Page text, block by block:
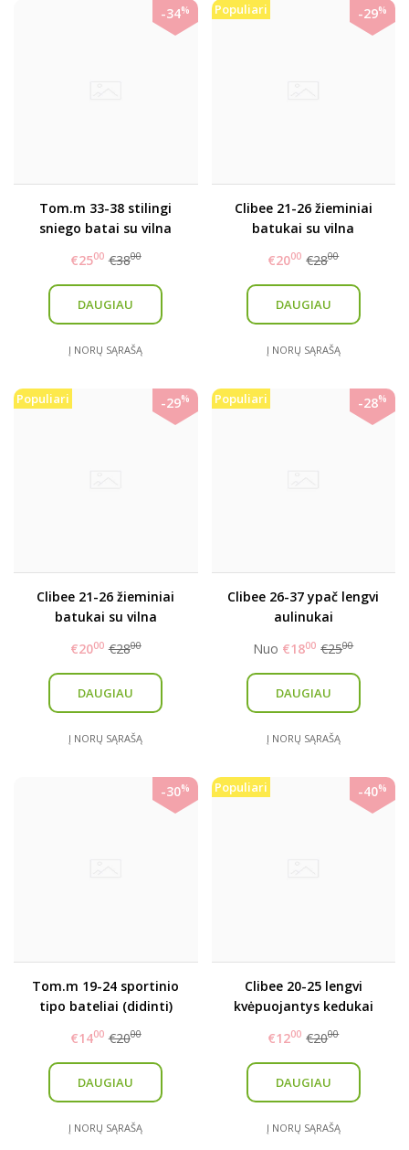
-34%
Tom.m 33-38 stilingi
sniego batai su vilna
€2500 €3800
DAUGIAU
Į NORŲ SĄRAŠĄ
Populiari -29%
Clibee 21-26 žieminiai
batukai su vilna
€2000 €2800
DAUGIAU
Į NORŲ SĄRAŠĄ
Populiari -29%
Clibee 21-26 žieminiai
batukai su vilna
€2000 €2800
DAUGIAU
Į NORŲ SĄRAŠĄ
Populiari -28%
Clibee 26-37 ypač lengvi
aulinukai
Nuo €1800 €2500
DAUGIAU
Į NORŲ SĄRAŠĄ
-30%
Tom.m 19-24 sportinio
tipo bateliai (didinti)
€1400 €2000
DAUGIAU
Į NORŲ SĄRAŠĄ
Populiari -40%
Clibee 20-25 lengvi
kvėpuojantys kedukai
€1200 €2000
DAUGIAU
Į NORŲ SĄRAŠĄ